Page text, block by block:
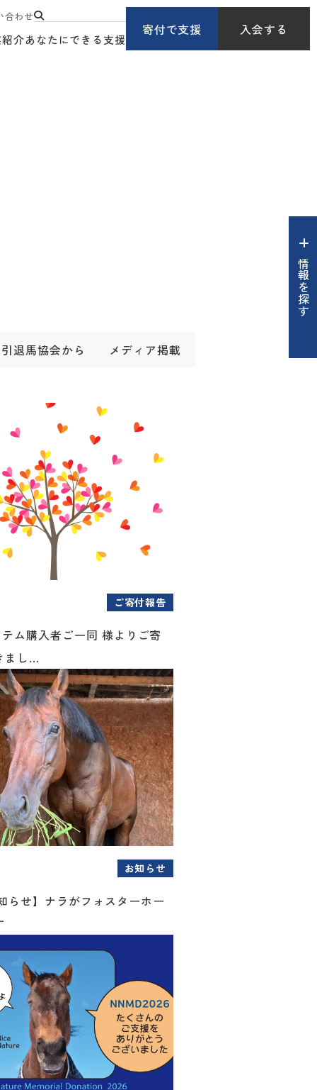
合わせ
介あなたにできる支援
寄付で支援 入会する
情報を探す
引退馬協会から メディア掲載
ご寄付報告
ム購入者ご一同 様よりご寄
まし...
お知らせ
らせ】ナラがフォスターホー